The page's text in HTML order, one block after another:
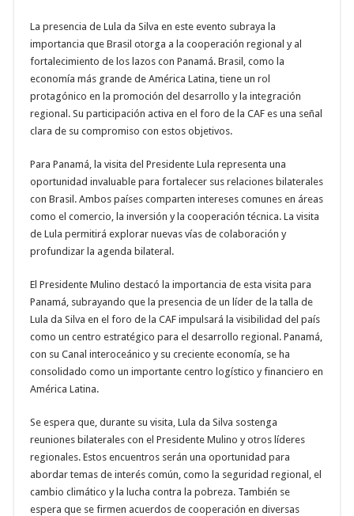
La presencia de Lula da Silva en este evento subraya la
importancia que Brasil otorga a la cooperación regional y al
fortalecimiento de los lazos con Panamá. Brasil, como la
economía más grande de América Latina, tiene un rol
protagónico en la promoción del desarrollo y la integración
regional. Su participación activa en el foro de la CAF es una señal
clara de su compromiso con estos objetivos.
Para Panamá, la visita del Presidente Lula representa una
oportunidad invaluable para fortalecer sus relaciones bilaterales
con Brasil. Ambos países comparten intereses comunes en áreas
como el comercio, la inversión y la cooperación técnica. La visita
de Lula permitirá explorar nuevas vías de colaboración y
profundizar la agenda bilateral.
El Presidente Mulino destacó la importancia de esta visita para
Panamá, subrayando que la presencia de un líder de la talla de
Lula da Silva en el foro de la CAF impulsará la visibilidad del país
como un centro estratégico para el desarrollo regional. Panamá,
con su Canal interoceánico y su creciente economía, se ha
consolidado como un importante centro logístico y financiero en
América Latina.
Se espera que, durante su visita, Lula da Silva sostenga
reuniones bilaterales con el Presidente Mulino y otros líderes
regionales. Estos encuentros serán una oportunidad para
abordar temas de interés común, como la seguridad regional, el
cambio climático y la lucha contra la pobreza. También se
espera que se firmen acuerdos de cooperación en diversas